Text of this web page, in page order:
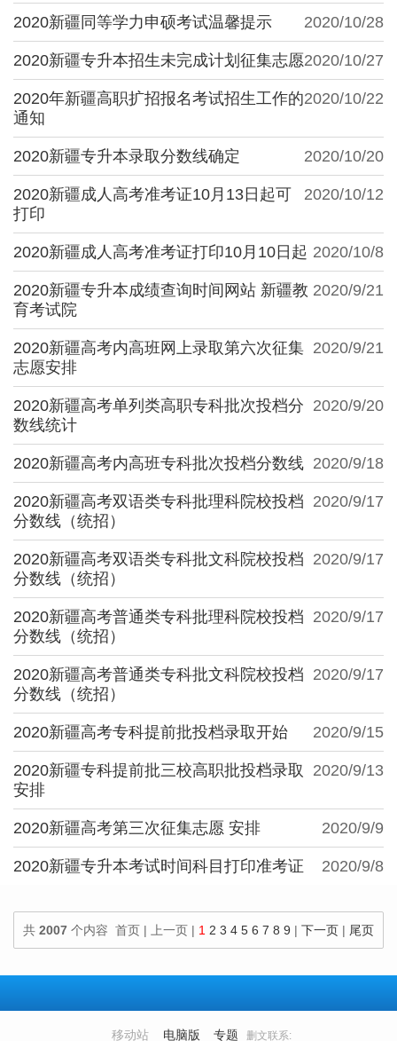
2020/10/28
2020新疆同等学力申硕考试温馨提示
2020/10/27
2020新疆专升本招生未完成计划征集志愿
2020/10/22
2020年新疆高职扩招报名考试招生工作的
通知
2020/10/20
2020新疆专升本录取分数线确定
2020/10/12
2020新疆成人高考准考证10月13日起可
打印
2020/10/8
2020新疆成人高考准考证打印10月10日起
2020/9/21
2020新疆专升本成绩查询时间网站 新疆教
育考试院
2020/9/21
2020新疆高考内高班网上录取第六次征集
志愿安排
2020/9/20
2020新疆高考单列类高职专科批次投档分
数线统计
2020/9/18
2020新疆高考内高班专科批次投档分数线
2020/9/17
2020新疆高考双语类专科批理科院校投档
分数线（统招）
2020/9/17
2020新疆高考双语类专科批文科院校投档
分数线（统招）
2020/9/17
2020新疆高考普通类专科批理科院校投档
分数线（统招）
2020/9/17
2020新疆高考普通类专科批文科院校投档
分数线（统招）
2020/9/15
2020新疆高考专科提前批投档录取开始
2020/9/13
2020新疆专科提前批三校高职批投档录取
安排
2020/9/9
2020新疆高考第三次征集志愿 安排
2020/9/8
2020新疆专升本考试时间科目打印准考证
共 2007 个内容 首页 | 上一页 | 1 2 3 4 5 6 7 8 9 | 下一页 | 尾页
移动站 电脑版 专题 删文联系: